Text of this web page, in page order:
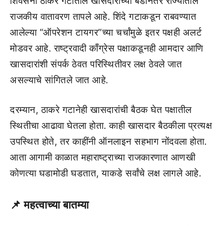
राजकीय वातावरण तापले आहे. शिंदे गटाकडून राबवण्यात
आलेल्या “ऑपरेशन टायगर”च्या चर्चांमुळे इतर पक्षही अलर्ट
मोडवर आहे. राष्ट्रवादी काँग्रेस पक्षाकडूनही आमदार आणि
खासदारांशी संपर्क ठेवत परिस्थितीवर लक्ष ठेवले जात
असल्याचे सांगितले जात आहे.
दरम्यान, ठाकरे गटानेही खासदारांची बैठक घेत पक्षातील
स्थितीचा आढावा घेतला होता. काही खासदार बैठकीला प्रत्यक्ष
उपस्थित होते, तर काहींनी ऑनलाइन सहभाग नोंदवला होता.
आता आगामी काळात महाराष्ट्राच्या राजकारणात आणखी
कोणत्या घडामोडी घडतात, याकडे सर्वांचे लक्ष लागले आहे.
📌महत्वाच्या बातम्या